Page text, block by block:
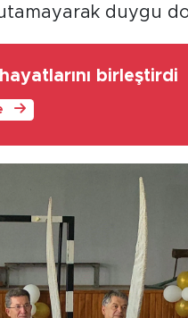
duygu
birleştirdi